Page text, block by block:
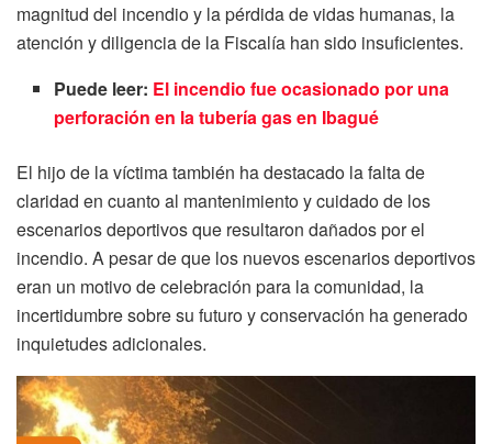
magnitud del incendio y la pérdida de vidas humanas, la
atención y diligencia de la Fiscalía han sido insuficientes.
Puede leer: El incendio fue ocasionado por una
perforación en la tubería gas en Ibagué
El hijo de la víctima también ha destacado la falta de
claridad en cuanto al mantenimiento y cuidado de los
escenarios deportivos que resultaron dañados por el
incendio. A pesar de que los nuevos escenarios deportivos
eran un motivo de celebración para la comunidad, la
incertidumbre sobre su futuro y conservación ha generado
inquietudes adicionales.